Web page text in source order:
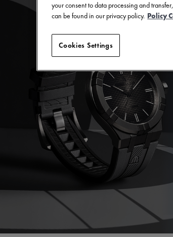
your consent to data processing and
can be found in our privacy policy. Policy
Cookies Settings